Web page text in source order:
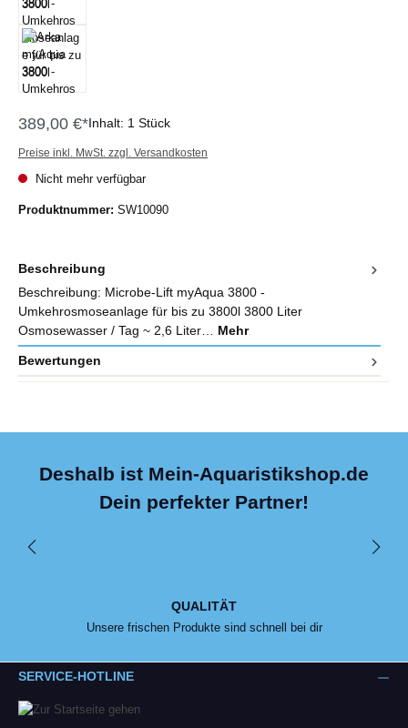
389,00 €*Inhalt: 1 Stück
Preise inkl. MwSt. zzgl. Versandkosten
Nicht mehr verfügbar
Produktnummer: SW10090
Beschreibung
Beschreibung: Microbe-​Lift myAqua 3800 -
Umkehrosmoseanlage für bis zu 3800l 3800 Liter
Osmosewasser / Tag ~ 2,6 Liter… Mehr
Bewertungen
Deshalb ist Mein-Aquaristikshop.de
Dein perfekter Partner!
QUALITÄT
Unsere frischen Produkte sind schnell bei dir
SERVICE-HOTLINE